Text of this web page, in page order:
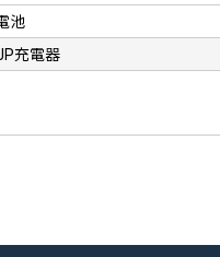
池
充電器